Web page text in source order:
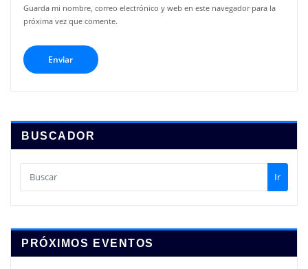
Guarda mi nombre, correo electrónico y web en este navegador para la
próxima vez que comente.
BUSCADOR
Ir
PRÓXIMOS EVENTOS